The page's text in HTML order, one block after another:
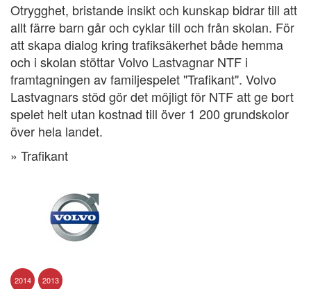
Otrygghet, bristande insikt och kunskap bidrar till att
allt färre barn går och cyklar till och från skolan. För
att skapa dialog kring trafiksäkerhet både hemma
och i skolan stöttar Volvo Lastvagnar NTF i
framtagningen av familjespelet "Trafikant". Volvo
Lastvagnars stöd gör det möjligt för NTF att ge bort
spelet helt utan kostnad till över 1 200 grundskolor
över hela landet.
» Trafikant
2014 2013